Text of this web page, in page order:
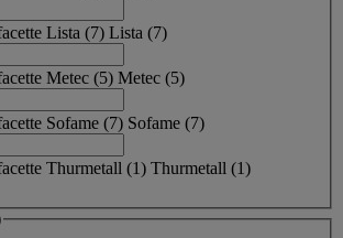
Lista (7) Lista (7)
Metec (5) Metec (5)
Sofame (7) Sofame (7)
Thurmetall (1) Thurmetall (1)